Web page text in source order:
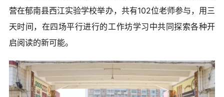
营在郁南县西江实验学校举办，共有102位老师参与，用三
天时间，在四场平行进行的工作坊学习中共同探索各种开
启阅读的新可能。